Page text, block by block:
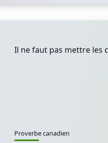
Il ne faut pas mettre les
Proverbe canadien